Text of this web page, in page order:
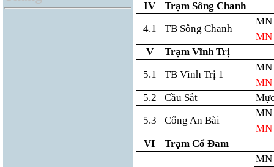
IV
Trạm Sông Chanh
4.1
TB Sông Chanh
MN
MN
V
Trạm Vĩnh Trị
5.1
TB Vĩnh Trị 1
MN
MN
5.2
Cầu Sắt
5.3
Cống An Bài
MN
MN
VI
Trạm Cổ Đam
MN